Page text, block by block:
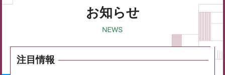
お知らせ
注目情報